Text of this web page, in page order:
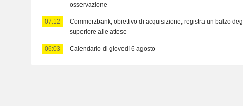
osservazione
07:12
Commerzbank, obiettivo di acquisizione, registra un balzo
superiore alle attese
06:03 Calendario di giovedì 6 agosto